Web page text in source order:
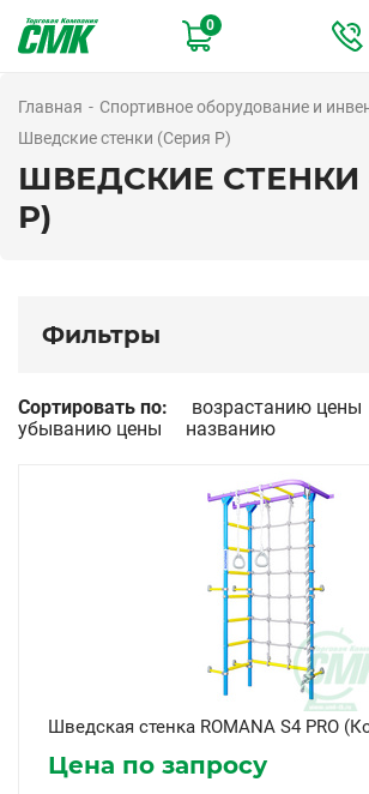
основному
0
Главная
Спортивное оборудование и
Шведские стенки (Серия Р)
ШВЕДСКИЕ СТЕНКИ
Р)
Сортировать по:
возрастанию цены
убыванию цены
названию
Шведская стенка ROMANA S4 PRO
Цена по запросу
Фильтры
2 типа крепления (к стене и в
враспор (между полом и